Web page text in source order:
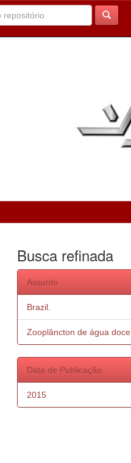
Busca refinada
Assunto
Brazil.
Zooplâncton de água doce
Data de Publicação
2015